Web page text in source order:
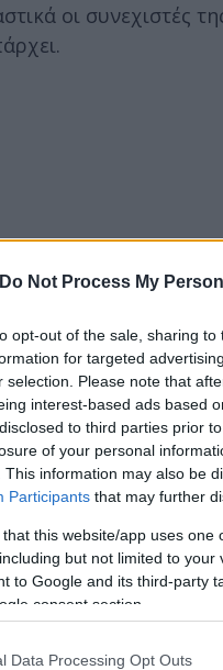
Do Not Process My
opt-out of the sale, sharing
for targeted
selection. Please note that
interest-based ads based
to third parties prior
of your personal
This information may also be
Participants that may further
that this website/app uses
but not limited to
to Google and its third-party
consent section.
Data Processing Opt Outs
οι συνεχιστές
Flash.grστην